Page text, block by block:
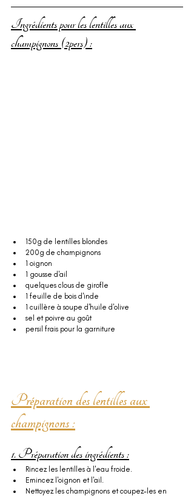
Ingrédients pour les lentilles aux
champignons (2pers) :
150g de lentilles blondes
200g de champignons
1 oignon
1 gousse d'ail
quelques clous de girofle
1 feuille de bois d'inde
1 cuillère à soupe d'huile d'olive
sel et poivre au goût
persil frais pour la garniture
Préparation des lentilles aux
champignons :
1. Préparation des ingrédients :
Rincez les lentilles à l'eau froide.
Emincez l'oignon et l'ail.
Nettoyez les champignons et coupez-les en